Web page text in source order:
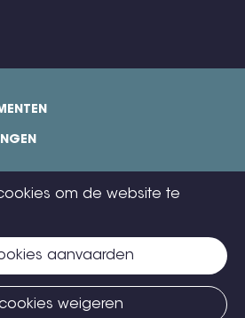
om de website te
weigeren
aanvaarden